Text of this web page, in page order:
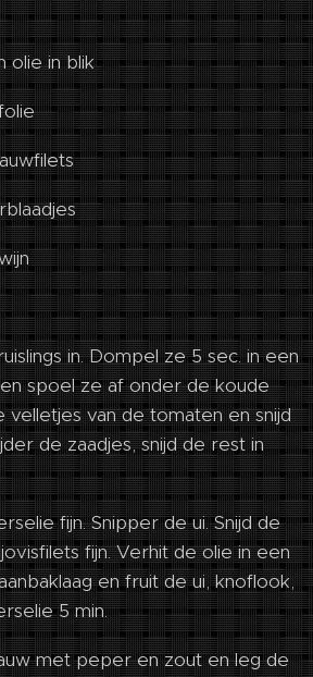
olie in blik
in. Dompel ze 5 sec. in een
spoel ze af onder de koude
velletjes van de tomaten en snijd
de zaadjes, snijd de rest in
fijn. Snipper de ui. Snijd de
fijn. Verhit de olie in een
en fruit de ui, knoflook,
5 min.
met peper en zout en leg de